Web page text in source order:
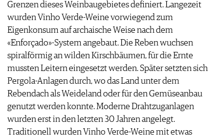
Grenzen dieses Weinbaugebietes definiert. Langezeit
wurden Vinho Verde-Weine vorwiegend zum
Eigenkonsum auf archaische Weise nach dem
«Enforçado»-System angebaut. Die Reben wuchsen
spiralförmig an wilden Kirschbäumen, für die Ernte
mussten Leitern eingesetzt werden. Später setzten sich
Pergola-Anlagen durch, wo das Land unter dem
Rebendach als Weideland oder für den Gemüseanbau
genutzt werden konnte. Moderne Drahtzuganlagen
wurden erst in den letzten 30 Jahren angelegt.
Traditionell wurden Vinho Verde-Weine mit etwas